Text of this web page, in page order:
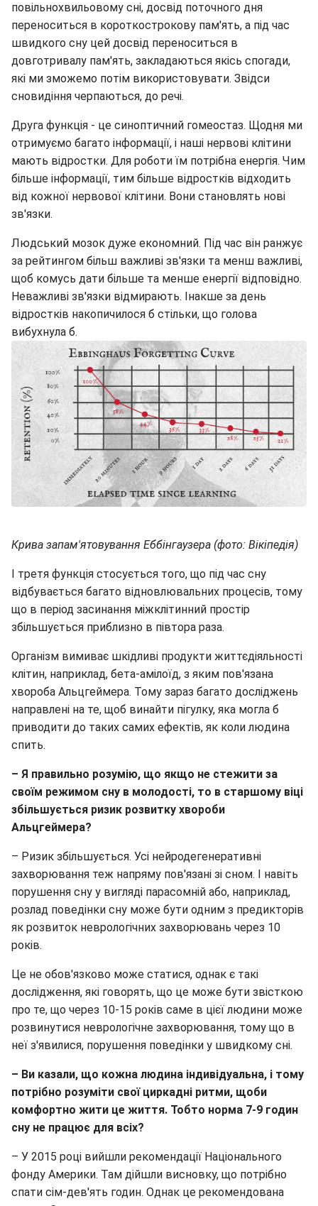
повільнохвильовому сні, досвід поточного дня
переноситься в короткострокову пам'ять, а під час
швидкого сну цей досвід переноситься в
довготривалу пам'ять, закладаються якісь спогади,
які ми зможемо потім використовувати. Звідси
сновидіння черпаються, до речі.
Друга функція - це синоптичний гомеостаз. Щодня ми
отримуємо багато інформації, і наші нервові клітини
мають відростки. Для роботи їм потрібна енергія. Чим
більше інформації, тим більше відростків відходить
від кожної нервової клітини. Вони становлять нові
зв'язки.
Людський мозок дуже економний. Під час він ранжує
за рейтингом більш важливі зв'язки та менш важливі,
щоб комусь дати більше та менше енергії відповідно.
Неважливі зв'язки відмирають. Інакше за день
відростків накопичилося б стільки, що голова
вибухнула б.
Крива запам'ятовування Еббінгаузера (фото: Вікіпедія)
І третя функція стосується того, що під час сну
відбувається багато відновлювальних процесів, тому
що в період засинання міжклітинний простір
збільшується приблизно в півтора раза.
Організм вимиває шкідливі продукти життєдіяльності
клітин, наприклад, бета-амілоїд, з яким пов'язана
хвороба Альцгеймера. Тому зараз багато досліджень
направлені на те, щоб винайти пігулку, яка могла б
приводити до таких самих ефектів, як коли людина
спить.
– Я правильно розумію, що якщо не стежити за
своїм режимом сну в молодості, то в старшому віці
збільшується ризик розвитку хвороби
Альцгеймера?
– Ризик збільшується. Усі нейродегенеративні
захворювання теж напряму пов'язані зі сном. І навіть
порушення сну у вигляді парасомній або, наприклад,
розлад поведінки сну може бути одним з предикторів
як розвиток неврологічних захворювань через 10
років.
Це не обов'язково може статися, однак є такі
дослідження, які говорять, що це може бути звісткою
про те, що через 10-15 років саме в цієї людини може
розвинутися неврологічне захворювання, тому що в
неї з'явилися, порушення поведінки у швидкому сні.
– Ви казали, що кожна людина індивідуальна, і тому
потрібно розуміти свої циркадні ритми, щоби
комфортно жити це життя. Тобто норма 7-9 годин
сну не працює для всіх?
– У 2015 році вийшли рекомендації Національного
фонду Америки. Там дійшли висновку, що потрібно
спати сім-дев'ять годин. Однак це рекомендована